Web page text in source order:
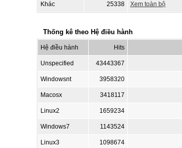
Khác 25338 Xem toàn bộ
Thống kê theo Hệ điều hành
Hệ điều hành Hits
Unspecified 43443367
Windowsnt 3958320
Macosx 3418117
Linux2 1659234
Windows7 1143524
Linux3 1098674